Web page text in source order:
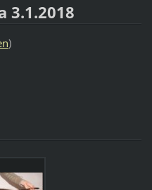
3.1.2018
)